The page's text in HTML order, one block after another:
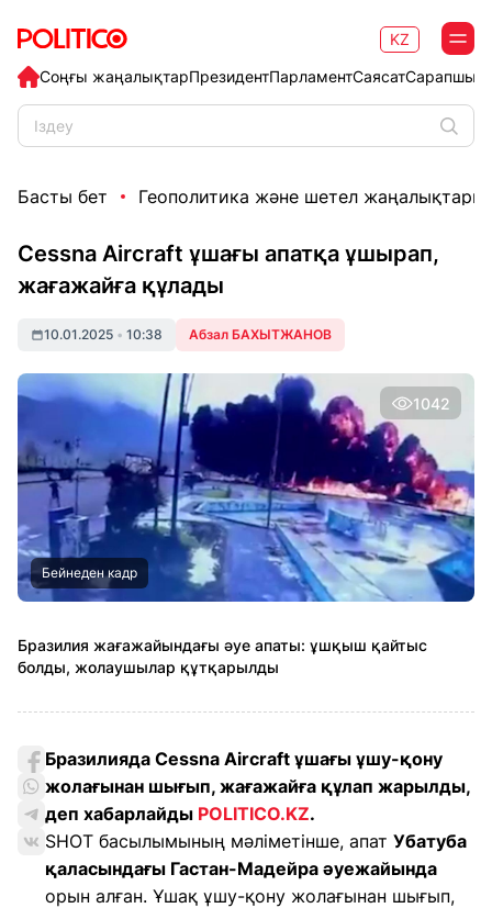
Соңғы жаңалықтарПрезидентПарламентСаясат
KZ
Басты бет Геополитика және шетел жаңалықтары
Cessna Aircraft ұшағы апатқа ұшырап,
жағажайға құлады
10.01.2025 • 10:38 Абзал БАХЫТЖАНОВ
1042
Бейнеден кадр
Бразилия жағажайындағы әуе апаты: ұшқыш қайтыс
болды, жолаушылар құтқарылды
Бразилияда Cessna Aircraft ұшағы ұшу-қону
жолағынан шығып, жағажайға құлап жарылды,
деп хабарлайды POLITICO.KZ.
SHOT басылымының мәліметінше, апат Убатуба
қаласындағы Гастан-Мадейра әуежайында
орын алған. Ұшақ ұшу-қону жолағынан шығып,